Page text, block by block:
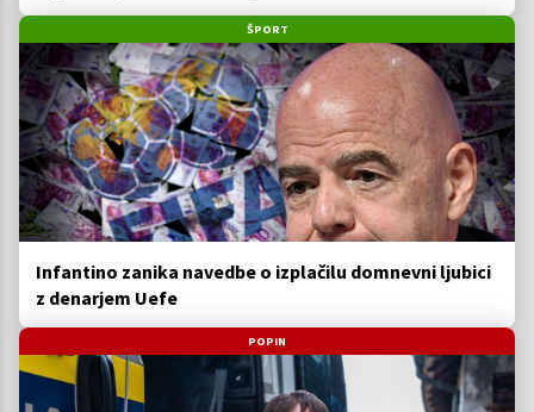
ŠPORT
Infantino zanika navedbe o izplačilu domnevni ljubici
z denarjem Uefe
POPIN